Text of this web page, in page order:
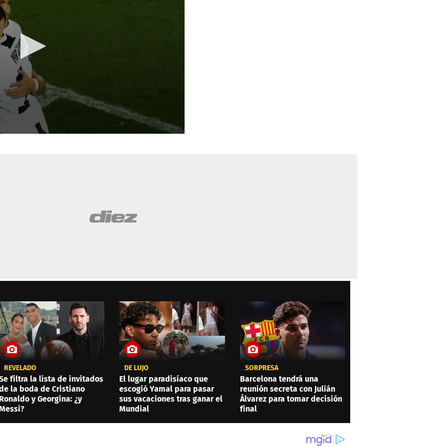
REVELADO
filtra la lista de invitados
la boda de Cristiano
Ronaldo y Georgina: ¿y
DE LUJO
El lugar paradisíaco que
escogió Yamal para pasar
sus vacaciones tras ganar el
Mundial
SORPRESA
Barcelona tendrá una
reunión secreta con Julián
Álvarez para tomar decisión
final